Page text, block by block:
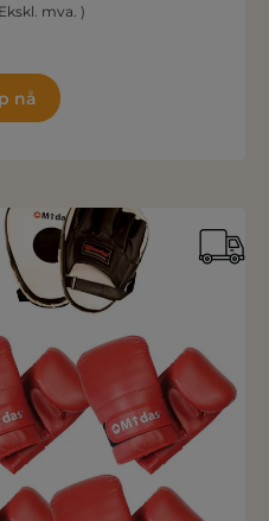
mva. )
nå